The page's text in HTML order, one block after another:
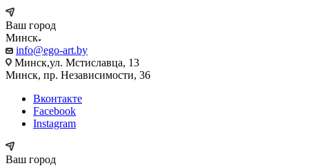
Ваш город
Минск
info@ego-art.by
Минск,ул. Мстиславца, 13
Минск, пр. Независимости, 36
Вконтакте
Facebook
Instagram
Ваш город